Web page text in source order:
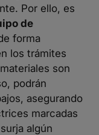
Por ello, es
de
forma
los trámites
son
podrán
asegurando
marcadas
algún